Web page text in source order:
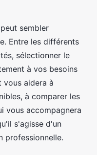
à
besoins
sembler
Entre les différents
sélectionner le
à vos besoins
vous aidera à
à comparer les
vous accompagnera
s'agisse d'un
professionnelle.